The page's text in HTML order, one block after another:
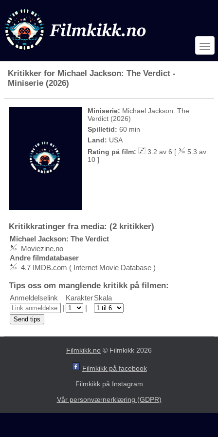
Kritikker for Michael Jackson: The Verdict -
Miniserie (2026)
Miniserie: Michael Jackson: The
Verdict (2026)
Spilletid: 60 min
Land: USA
Rating på film:
3.2 av 6 [
5.3 av
10 ]
Kritikkratinger fra media: (2 kritikker)
Michael Jackson: The Verdict
Moviezine.no
Andre filmdatabaser
4.7 IMDB.com ( Internet Movie Database )
Tips oss om manglende kritikk på filmen:
Anmeldelselink KarakterSkala
|
|
Filmkikk.no © Filmkikk 2026
Filmkikk på facebook
Filmkikk på Instagram
Vår personværnerklæring (GDPR)